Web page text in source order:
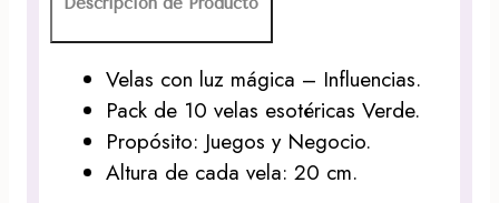
Velas con luz mágica – Influencias.
Pack de 10 velas esotéricas Verde.
Propósito: Juegos y Negocio.
Altura de cada vela: 20 cm.